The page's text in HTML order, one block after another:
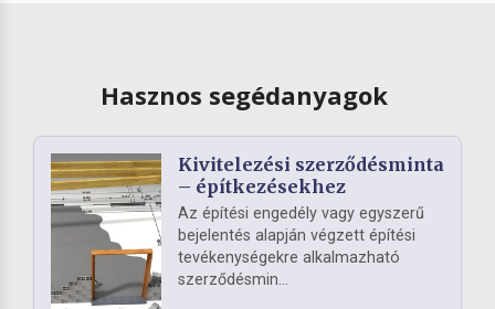
Hasznos segédanyagok
Kivitelezési szerződésminta
– építkezésekhez
Az építési engedély vagy egyszerű
bejelentés alapján végzett építési
tevékenységekre alkalmazható
szerződésmin...